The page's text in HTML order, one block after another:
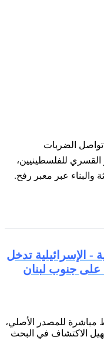
الضربات
القسري للفلسطينيين،
والبناء عبر معبر رفح.
- الإسرائيلية تدخل
على جنوب لبنان
للمصدر الأصلي،
الاكتشاف في البحث